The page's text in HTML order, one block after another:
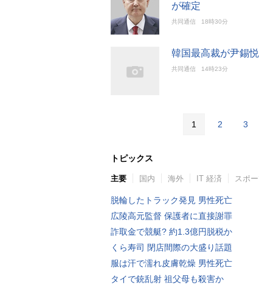
が確定
共同通信 18時30分
韓国最高裁が尹錫
共同通信 14時23分
1 2 3
トピックス
主要 国内 海外 IT 経済 スポ
脱輪したトラック発見 男性死亡
広陵高元監督 保護者に直接謝罪
詐取金で競艇? 約1.3億円脱税か
くら寿司 閉店間際の大盛り話題
服は汗で濡れ皮膚乾燥 男性死亡
タイで銃乱射 祖父母も殺害か